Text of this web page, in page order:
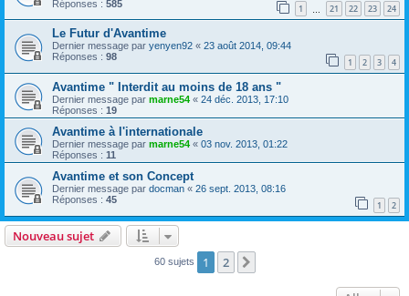
Réponses : 585 1 21 22 23 24
Le Futur d'Avantime
Dernier message par yenyen92 « 23 août 2014, 09:44
Réponses : 98 1 2 3 4
Avantime " Interdit au moins de 18 ans "
Dernier message par marne54 « 24 déc. 2013, 17:10
Réponses : 19
Avantime à l'internationale
Dernier message par marne54 « 03 nov. 2013, 01:22
Réponses : 11
Avantime et son Concept
Dernier message par docman « 26 sept. 2013, 08:16
Réponses : 45 1 2
Nouveau sujet
60 sujets 1 2